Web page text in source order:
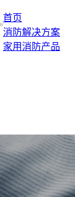
首页
消防解决方案
家用消防产品